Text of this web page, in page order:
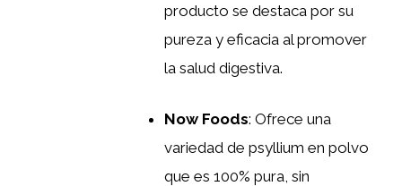
producto se destaca por su
pureza y eficacia al promover
la salud digestiva.
Now Foods: Ofrece una
variedad de psyllium en polvo
que es 100% pura, sin